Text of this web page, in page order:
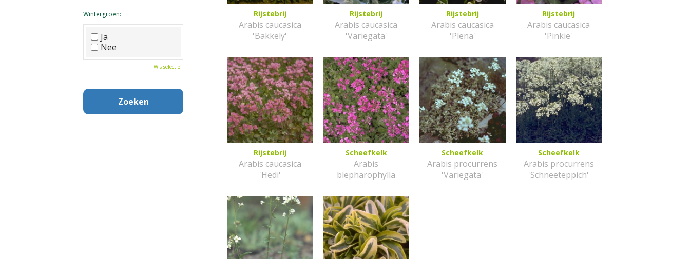
Rijstebrij
Arabis caucasica
'Bakkely'
Rijstebrij
Arabis caucasica
'Variegata'
Rijstebrij
Arabis caucasica
'Plena'
Rijstebrij
Arabis caucasica
'Pinkie'
Rijstebrij
Arabis caucasica
'Hedi'
Scheefkelk
Arabis
blepharophylla
Scheefkelk
Arabis procurrens
'Variegata'
Scheefkelk
Arabis procurrens
'Schneeteppich'
Wit
Zwart
Wintergroen:
Ja
Nee
Wis selectie